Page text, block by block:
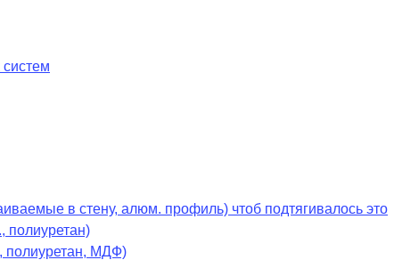
в стену, алюм. профиль) чтоб подтягивалось это
полиуретан)
полиуретан, МДФ)